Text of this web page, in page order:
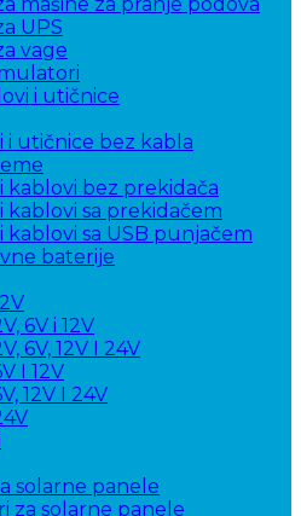
UPS
vage
i utičnice
i utičnice bez kabla
kablovi bez prekidača
kablovi sa prekidačem
kablovi sa USB punjačem
baterije
6V i 12V
6V, 12V I 24V
I 12V
12V I 24V
solarne panele
za solarne panele